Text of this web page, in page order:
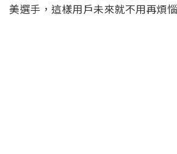
美選手，這樣用戶未來就不用再煩